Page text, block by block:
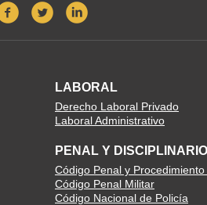
LABORAL
Derecho Laboral Privado
Laboral Administrativo
PENAL Y DISCIPLINARIO
Código Penal y Procedimiento
Código Penal Militar
Código Nacional de Policía